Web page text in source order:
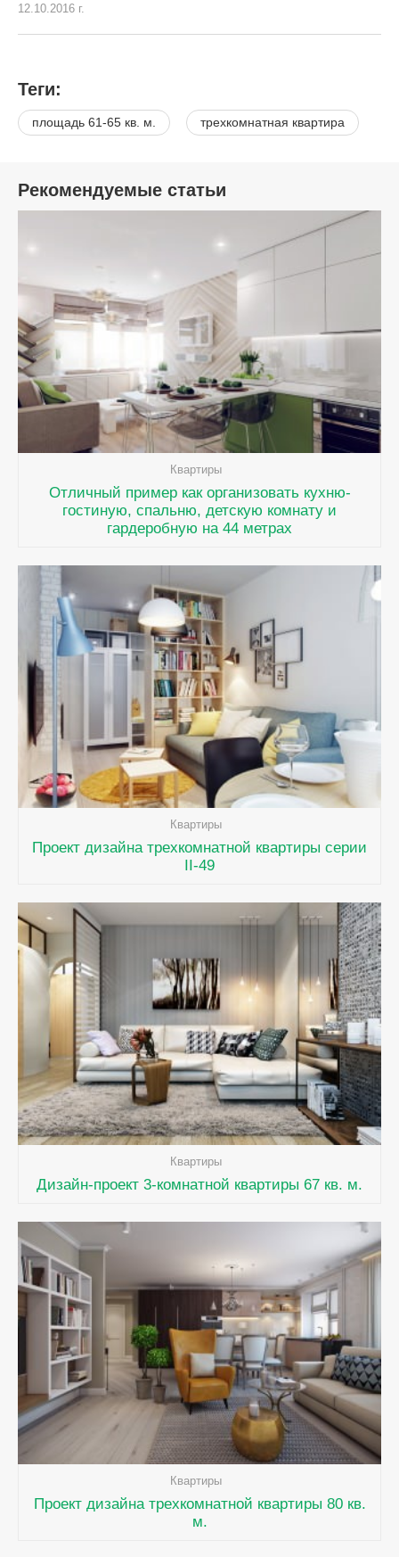
12.10.2016 г.
Теги:
площадь 61-65 кв. м. трехкомнатная квартира
Рекомендуемые статьи
Квартиры
Отличный пример как организовать кухню-
гостиную, спальню, детскую комнату и
гардеробную на 44 метрах
Квартиры
Проект дизайна трехкомнатной квартиры серии
II-49
Квартиры
Дизайн-проект 3-комнатной квартиры 67 кв. м.
Квартиры
Проект дизайна трехкомнатной квартиры 80 кв.
м.